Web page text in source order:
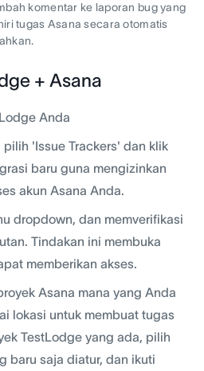
komentar ke laporan bug yang
tugas Asana secara otomatis
+ Asana
Anda
pilih 'Issue Trackers' dan klik
baru guna mengizinkan
akun Asana Anda.
dropdown, dan memverifikasi
Tindakan ini membuka
memberikan akses.
Asana mana yang Anda
lokasi untuk membuat tugas
TestLodge yang ada, pilih
baru saja diatur, dan ikuti